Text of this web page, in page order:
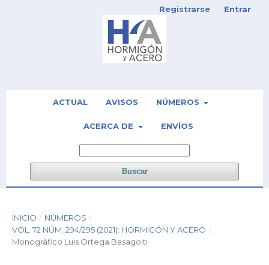
ACTUAL AVISOS NÚMEROS
ACERCA DE ENVÍOS
Buscar
Registrarse Entrar
INICIO / NÚMEROS /
VOL. 72 NÚM. 294/295 (2021): HORMIGÓN Y ACERO /
Monográfico Luis Ortega Basagoiti